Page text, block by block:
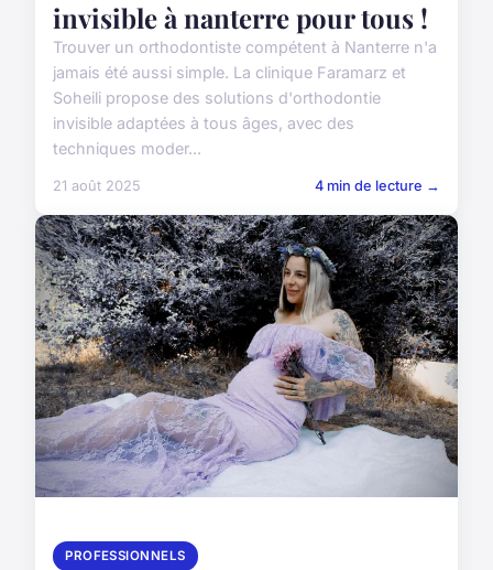
invisible à nanterre pour tous !
Trouver un orthodontiste compétent à Nanterre n'a
jamais été aussi simple. La clinique Faramarz et
Soheili propose des solutions d'orthodontie
invisible adaptées à tous âges, avec des
techniques moder...
21 août 2025 4 min de lecture →
PROFESSIONNELS